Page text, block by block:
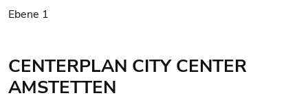
Ebene 1
CENTERPLAN CITY CENTER
AMSTETTEN